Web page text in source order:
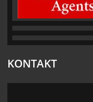
KONTAKT